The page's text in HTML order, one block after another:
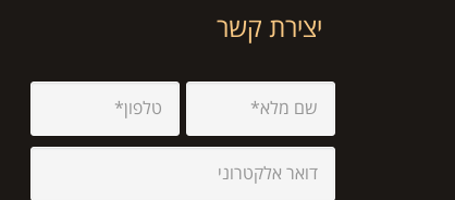
יצירת קשר